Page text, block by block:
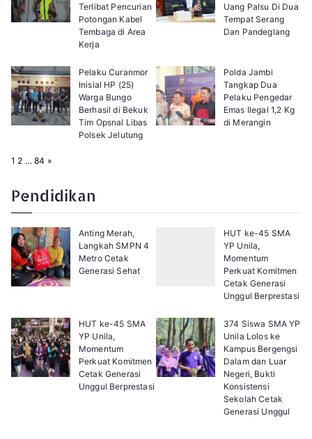
Terlibat Pencurian
Potongan Kabel
Tembaga di Area
Kerja
Uang Palsu Di Dua
Tempat Serang
Dan Pandeglang
Pelaku Curanmor
Inisial HP (25)
Warga Bungo
Berhasil di Bekuk
Tim Opsnal Libas
Polsek Jelutung
Polda Jambi
Tangkap Dua
Pelaku Pengedar
Emas Ilegal 1,2 Kg
di Merangin
P
:
1 2 … 84 N
»
Pendidikan
Anting Merah,
Langkah SMPN 4
Metro Cetak
Generasi Sehat
HUT ke-45 SMA
YP Unila,
Momentum
Perkuat Komitmen
Cetak Generasi
Unggul Berprestasi
HUT ke-45 SMA
YP Unila,
Momentum
Perkuat Komitmen
Cetak Generasi
Unggul Berprestasi
374 Siswa SMA YP
Unila Lolos ke
Kampus Bergengsi
Dalam dan Luar
Negeri, Bukti
Konsistensi
Sekolah Cetak
Generasi Unggul